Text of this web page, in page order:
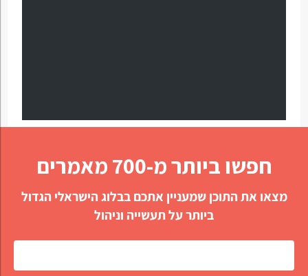
חפשו ביותר מ-700 מאמרים
מצאו את התוכן שמעניין אתכם בבלוג הישראלי הגדול
ביותר על תעשייה וניהול